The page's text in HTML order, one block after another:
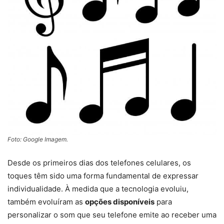
Foto: Google Imagem.
Desde os primeiros dias dos telefones celulares, os
toques têm sido uma forma fundamental de expressar
individualidade. À medida que a tecnologia evoluiu,
também evoluíram as opções disponíveis para
personalizar o som que seu telefone emite ao receber uma